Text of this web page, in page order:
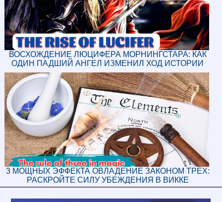
ВОСХОЖДЕНИЕ ЛЮЦИФЕРА МОРНИНГСТАРА: КАК
ОДИН ПАДШИЙ АНГЕЛ ИЗМЕНИЛ ХОД ИСТОРИИ
3 МОЩНЫХ ЭФФЕКТА ОВЛАДЕНИЕ ЗАКОНОМ ТРЕХ:
РАСКРОЙТЕ СИЛУ УБЕЖДЕНИЯ В ВИККЕ